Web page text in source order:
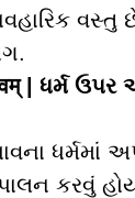
વસ્તુ
| ધર્મ
ધર્મમાં
પાલન કરવું